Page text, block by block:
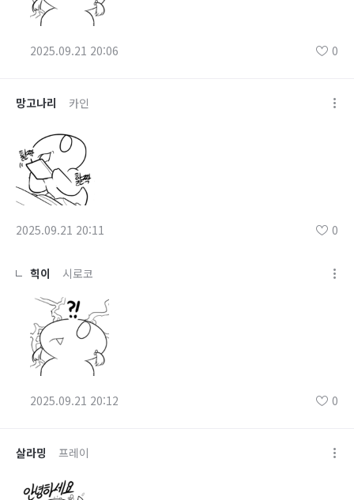
2025.09.21 20:06 0
망고나리 카인
2025.09.21 20:11 0
힉이 시로코
2025.09.21 20:12 0
살라밍 프레이